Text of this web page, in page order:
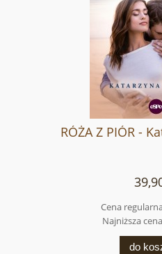
RÓŻA Z PIÓR -
Cena
Najniższa
do